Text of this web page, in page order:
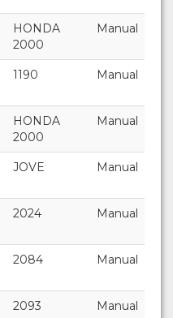
HONDA
2000
Manual
1190 Manual
HONDA
2000
Manual
JOVE Manual
2024 Manual
2084 Manual
2093 Manual